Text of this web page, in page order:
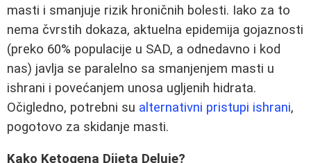
masti i smanjuje rizik hroničnih bolesti. Iako za to
nema čvrstih dokaza, aktuelna epidemija gojaznosti
(preko 60% populacije u SAD, a odnedavno i kod
nas) javlja se paralelno sa smanjenjem masti u
ishrani i povećanjem unosa ugljenih hidrata.
Očigledno, potrebni su alternativni pristupi ishrani,
pogotovo za skidanje masti.
Kako Ketogena Dijeta Deluje?